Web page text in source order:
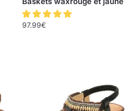
97.99€